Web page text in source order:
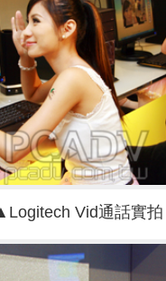
Vid通話實拍